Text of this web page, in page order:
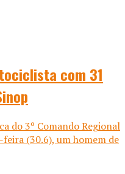
com 31
do 3º Comando Regional
(30.6), um homem de